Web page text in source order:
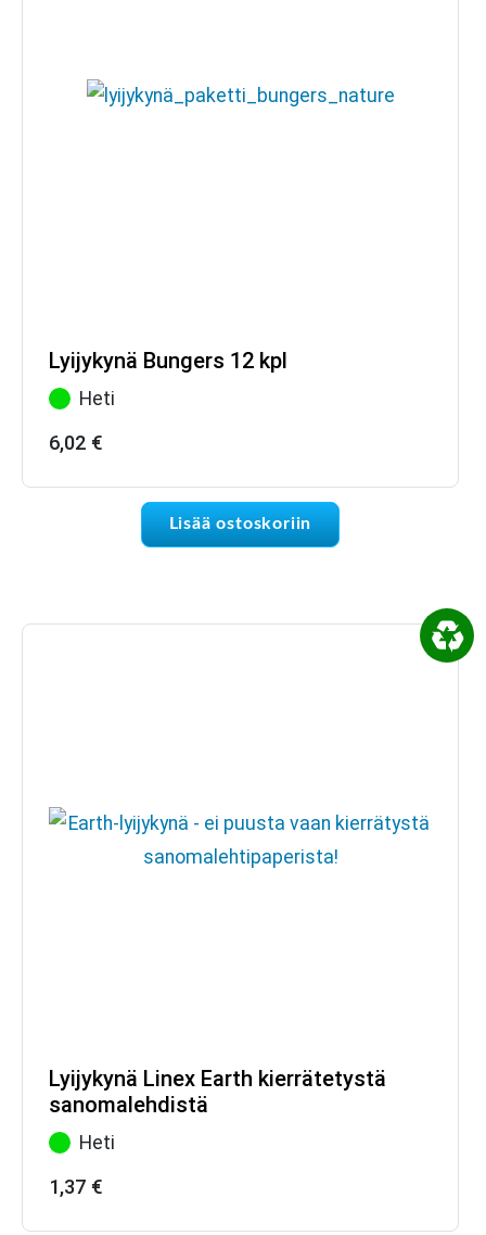
Lyijykynä Bungers 12 kpl
Heti
6,02 €
Lisää ostoskoriin
Lyijykynä Linex Earth kierrätetystä
sanomalehdistä
Heti
1,37 €